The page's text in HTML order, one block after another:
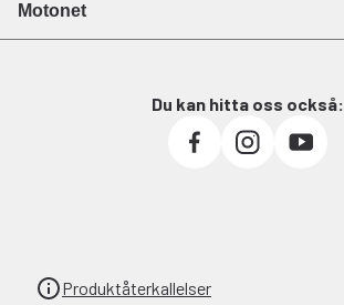
Motonet
Du kan hitta oss också:
Produktåterkallelser